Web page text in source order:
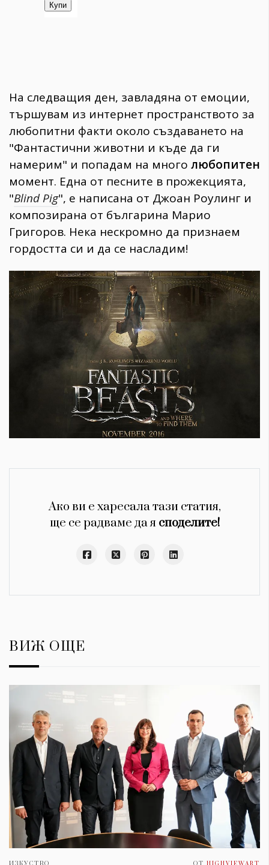
На следващия ден, завладяна от емоции,
тършувам из интернет пространството за
любопитни факти около създаването на
"Фантастични животни и къде да ги
намерим" и попадам на много любопитен
момент. Една от песните в прожекцията,
"Blind Pig", е написана от Джоан Роулинг и
композирана от българина Марио
Григоров. Нека нескромно да признаем
гордостта си и да се насладим!
Ако ви е харесала тази статия,
ще се радваме да я споделите!
ВИЖ ОЩЕ